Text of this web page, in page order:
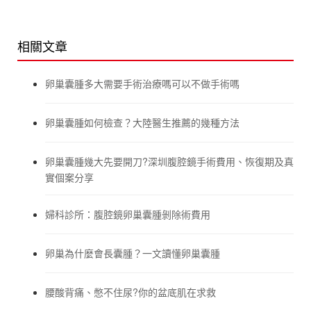
相關文章
卵巢囊腫多大需要手術治療嗎可以不做手術嗎
卵巢囊腫如何檢查？大陸醫生推薦的幾種方法
卵巢囊腫幾大先要開刀?深圳腹腔鏡手術費用、恢復期及真
實個案分享
婦科診所：腹腔鏡卵巢囊腫剝除術費用
卵巢為什麼會長囊腫？一文讀懂卵巢囊腫
腰酸背痛、憋不住尿?你的盆底肌在求救